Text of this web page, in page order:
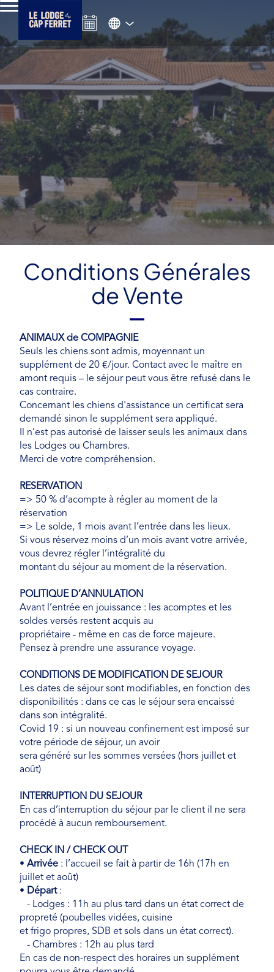
Conditions Générales
de Vente
ANIMAUX de COMPAGNIE
Seuls les chiens sont admis, moyennant un
supplément de 20 €/jour. Contact avec le maître en
amont requis – le séjour peut vous être refusé dans le
cas contraire.
Concernant les chiens d'assistance un certificat sera
demandé sinon le supplément sera appliqué.
Il n’est pas autorisé de laisser seuls les animaux dans
les Lodges ou Chambres.
Merci de votre compréhension.
RESERVATION
=> 50 % d’acompte à régler au moment de la
réservation
=> Le solde, 1 mois avant l’entrée dans les lieux.
Si vous réservez moins d’un mois avant votre arrivée,
vous devrez régler l’intégralité du
montant du séjour au moment de la réservation.
POLITIQUE D’ANNULATION
Avant l’entrée en jouissance : les acomptes et les
soldes versés restent acquis au
propriétaire - même en cas de force majeure.
Pensez à prendre une assurance voyage.
CONDITIONS DE MODIFICATION DE SEJOUR
Les dates de séjour sont modifiables, en fonction des
disponibilités : dans ce cas le séjour sera encaissé
dans son intégralité.
Covid 19 : si un nouveau confinement est imposé sur
votre période de séjour, un avoir
sera généré sur les sommes versées (hors juillet et
août)
INTERRUPTION DU SEJOUR
En cas d’interruption du séjour par le client il ne sera
procédé à aucun remboursement.
CHECK IN / CHECK OUT
• Arrivée : l’accueil se fait à partir de 16h (17h en
juillet et août)
• Départ:
- Lodges : 11h au plus tard dans un état correct de
propreté (poubelles vidées, cuisine
et frigo propres, SDB et sols dans un état correct).
- Chambres : 12h au plus tard
En cas de non-respect des horaires un supplément